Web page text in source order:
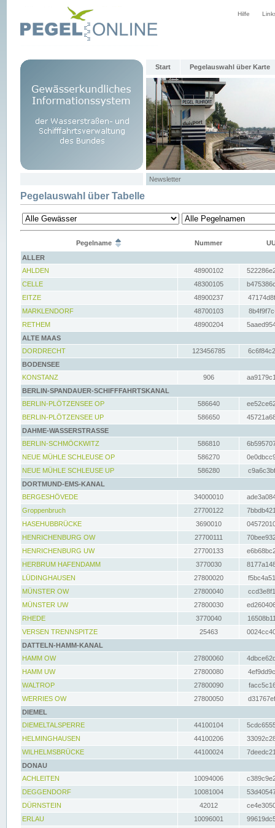
Hilfe
Start Pegelauswahl über Karte
Newsletter
Pegelauswahl über Tabelle
Pegelname Nummer
ALLER
AHLDEN
48900102
CELLE
48300105
EITZE
48900237
MARKLENDORF
48700103
RETHEM
48900204
ALTE MAAS
DORDRECHT
123456785
BODENSEE
KONSTANZ
906
BERLIN-SPANDAUER-SCHIFFFAHRTSKANAL
BERLIN-PLÖTZENSEE OP
586640
BERLIN-PLÖTZENSEE UP
586650
DAHME-WASSERSTRASSE
BERLIN-SCHMÖCKWITZ
586810
NEUE MÜHLE SCHLEUSE OP
586270
NEUE MÜHLE SCHLEUSE UP
586280
DORTMUND-EMS-KANAL
BERGESHÖVEDE
34000010
Groppenbruch
27700122
HASEHUBBRÜCKE
3690010
HENRICHENBURG OW
27700111
HENRICHENBURG UW
27700133
HERBRUM HAFENDAMM
3770030
LÜDINGHAUSEN
27800020
MÜNSTER OW
27800040
MÜNSTER UW
27800030
RHEDE
3770040
VERSEN TRENNSPITZE
25463
DATTELN-HAMM-KANAL
HAMM OW
27800060
HAMM UW
27800080
WALTROP
27800090
WERRIES OW
27800050
DIEMEL
DIEMELTALSPERRE
44100104
HELMINGHAUSEN
44100206
WILHELMSBRÜCKE
44100024
DONAU
ACHLEITEN
10094006
DEGGENDORF
10081004
DÜRNSTEIN
42012
ERLAU
10096001